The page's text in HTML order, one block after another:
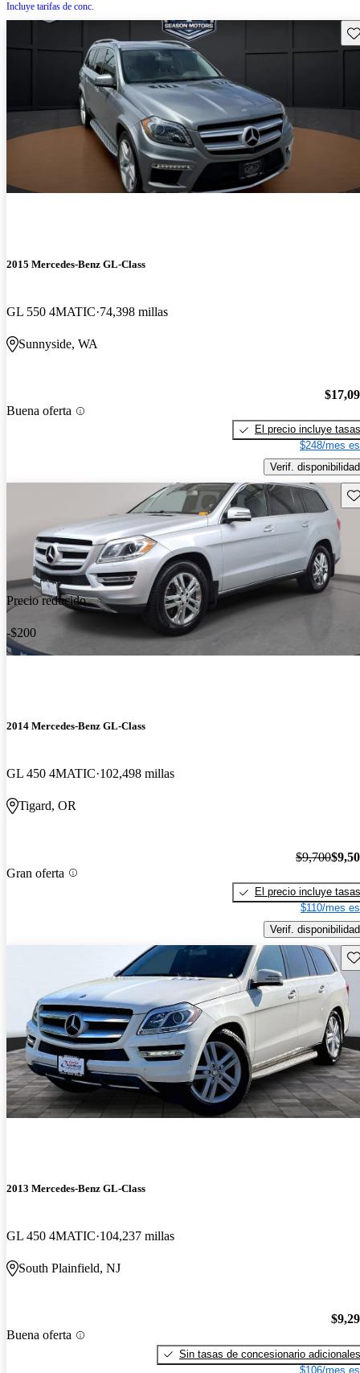
Incluye tarifas de conc.
2015 Mercedes-Benz GL-Class
GL 550 4MATIC 74,398 millas
Sunnyside, WA
Buena oferta
El precio incluye tasas
$248/mes
Verif. disponibilidad
Precio reducido
-$200
2014 Mercedes-Benz GL-Class
GL 450 4MATIC 102,498 millas
Tigard, OR
Gran oferta
$9,700
El precio incluye tasas
$110/mes
Verif. disponibilidad
2013 Mercedes-Benz GL-Class
GL 450 4MATIC 104,237 millas
South Plainfield, NJ
Buena oferta
Sin tasas de concesionario adicionales
$106/mes